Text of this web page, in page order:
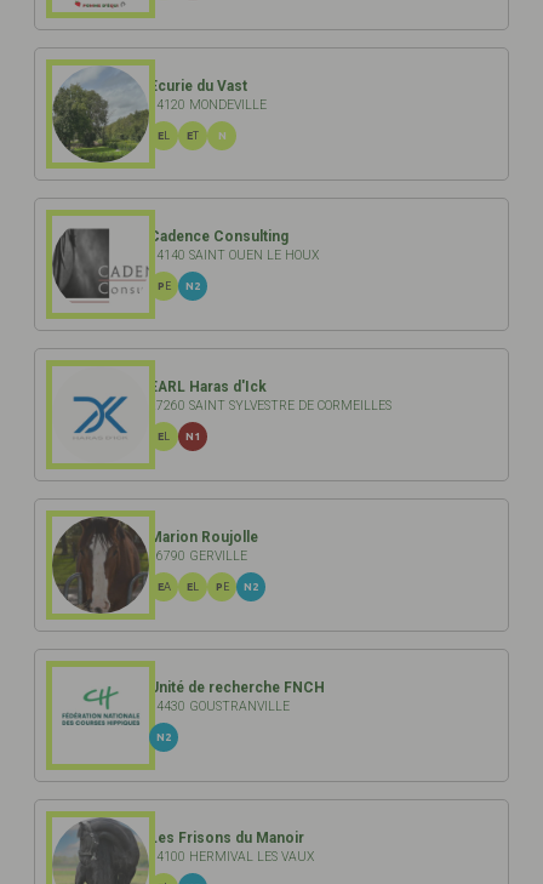
Ecurie du Vast
14120 MONDEVILLE
EL ET N
Cadence Consulting
14140 SAINT OUEN LE HOUX
PE N2
EARL Haras d'Ick
27260 SAINT SYLVESTRE DE CORMEILLES
EL N1
Marion Roujolle
76790 GERVILLE
EA EL PE N2
Unité de recherche FNCH
14430 GOUSTRANVILLE
N2
Les Frisons du Manoir
14100 HERMIVAL LES VAUX